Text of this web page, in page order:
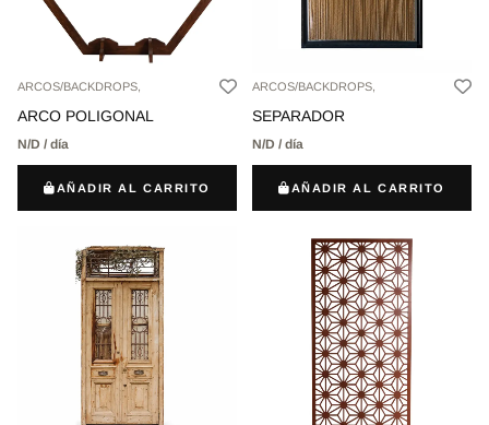
ARCOS/BACKDROPS,
ARCO POLIGONAL
N/D / día
AÑADIR AL CARRITO
ARCOS/BACKDROPS,
SEPARADOR
N/D / día
AÑADIR AL CARRITO